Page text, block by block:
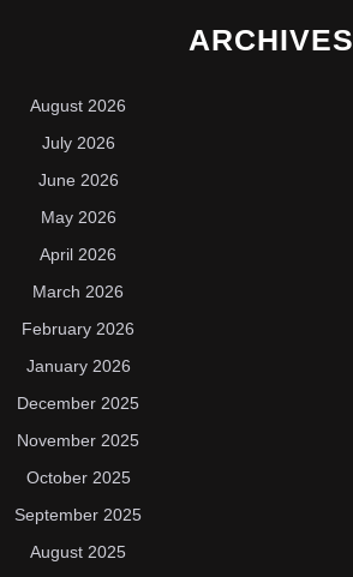
ARCHIVES
August 2026
July 2026
June 2026
May 2026
April 2026
March 2026
February 2026
January 2026
December 2025
November 2025
October 2025
September 2025
August 2025